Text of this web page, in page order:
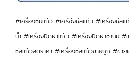
#เครื่องซีนแก้ว #เครือ่งซีลแก้ว #เครื่องซีล
น้ำ #เครื่องปิดฝาแก้ว #เครื่องปิดฝาชานม #
ซีลแก้วลดราคา #เครื่องซีลแก้วขายถูก #ขาย